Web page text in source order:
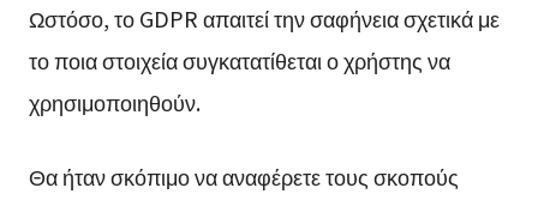
Ωστόσο, το GDPR απαιτεί την σαφήνεια σχετικά με
το ποια στοιχεία συγκατατίθεται ο χρήστης να
χρησιμοποιηθούν.
Θα ήταν σκόπιμο να αναφέρετε τους σκοπούς